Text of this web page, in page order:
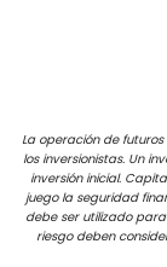
La operación de
los inversionistas. Un
inversión inicial.
juego la seguridad
debe ser utilizado
riesgo deben